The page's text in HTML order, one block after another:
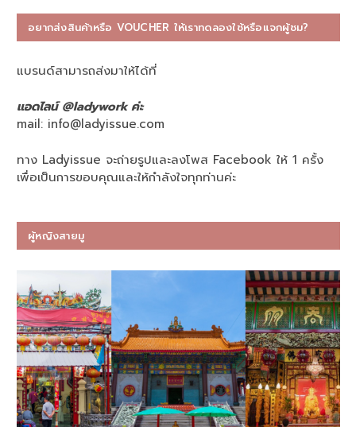
อยากส่งสินค้าหรือ VOUCHER ให้เราทดลองใช้หรือแจกผู้ชม?
แบรนด์สามารถส่งมาให้ได้ที่
แอดไลน์ @ladywork ค่ะ
mail: info@ladyissue.com
ทาง Ladyissue จะถ่ายรูปและลงโพส Facebook ให้ 1 ครั้ง
เพื่อเป็นการขอบคุณและให้กำลังใจทุกท่านค่ะ
ผู้หญิงสายมู